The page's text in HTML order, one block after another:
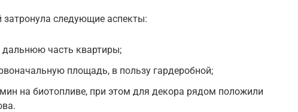
затронула следующие аспекты:
дальнюю часть квартиры;
площадь, в пользу гардеробной;
на биотопливе, при этом для декора рядом положили